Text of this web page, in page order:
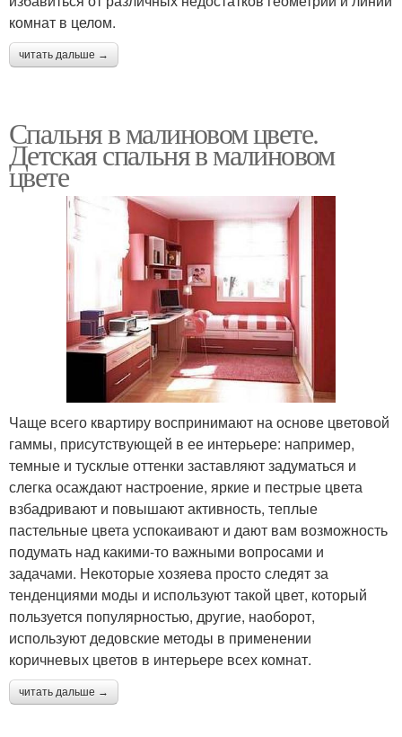
комнат в целом.
читать дальше →
Спальня в малиновом цвете.
Детская спальня в малиновом
цвете
Чаще всего квартиру воспринимают на основе цветовой
гаммы, присутствующей в ее интерьере: например,
темные и тусклые оттенки заставляют задуматься и
слегка осаждают настроение, яркие и пестрые цвета
взбадривают и повышают активность, теплые
пастельные цвета успокаивают и дают вам возможность
подумать над какими-то важными вопросами и
задачами. Некоторые хозяева просто следят за
тенденциями моды и используют такой цвет, который
пользуется популярностью, другие, наоборот,
используют дедовские методы в применении
коричневых цветов в интерьере всех комнат.
читать дальше →